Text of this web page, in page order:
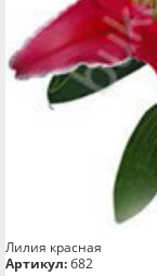
Лилия красная
Артикул:б82